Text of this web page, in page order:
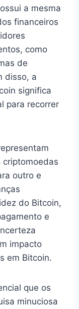
a mesma
financeiros
como
de
disso, a
significa
para recorrer
criptomoedas
outro e
do Bitcoin,
e
impacto
em Bitcoin.
que os
minuciosa